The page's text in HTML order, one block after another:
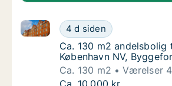
Ca. 130 m2 andelsbolig
4 d siden
Ca. 130 m2 andelsbolig til salg i
Ca. 130 m2
Ca. 130 m2
København NV,
Ca. 130 m2
Værelser 4